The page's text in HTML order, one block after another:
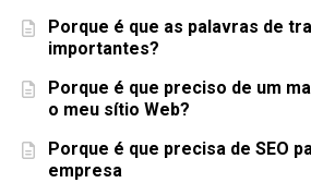
Porque é que as palavras de
importantes?
Porque é que preciso de um
o meu sítio Web?
Porque é que precisa de SEO
empresa